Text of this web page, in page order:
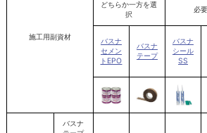
施工用副資材
どちらか一方を選
択
必要
バスナ
セメン
トEPO
バスナ
テープ
バスナ
シール
SS
バスナ